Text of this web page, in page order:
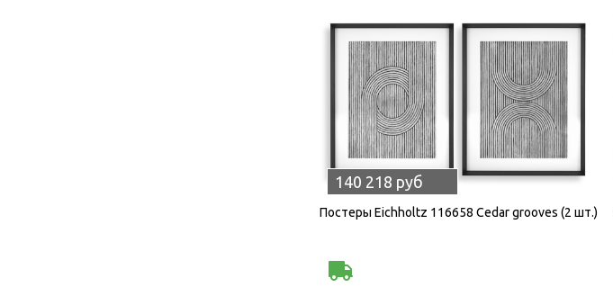
140 218 руб
Постеры Eichholtz 116658 Cedar grooves (2 шт.)